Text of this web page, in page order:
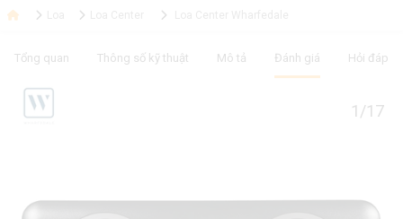
Tổng quan Thông số kỹ thuật Mô tả Đánh giá Hỏi đáp
1/17